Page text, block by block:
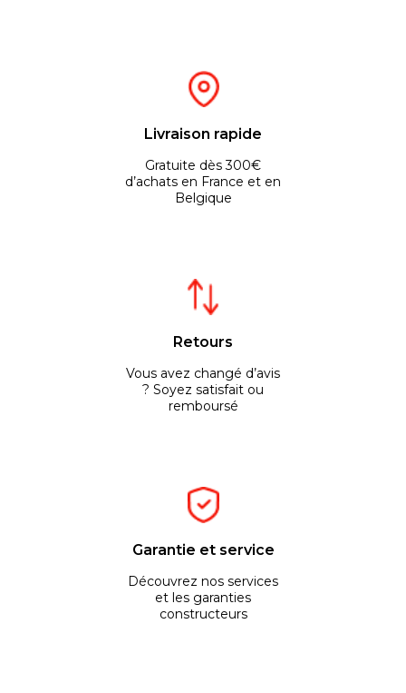
Livraison rapide
Gratuite dès 300€
d’achats en France et en
Belgique
Retours
Vous avez changé d’avis
? Soyez satisfait ou
remboursé
Garantie et service
Découvrez nos services
et les garanties
constructeurs